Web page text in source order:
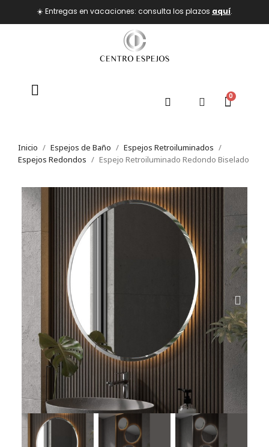
☀️ Entregas en vacaciones: consulta los plazos aquí.
Inicio Espejos de Baño
Espejos Retroiluminados
Espejos Redondos
Espejo Retroiluminado Redondo Biselado